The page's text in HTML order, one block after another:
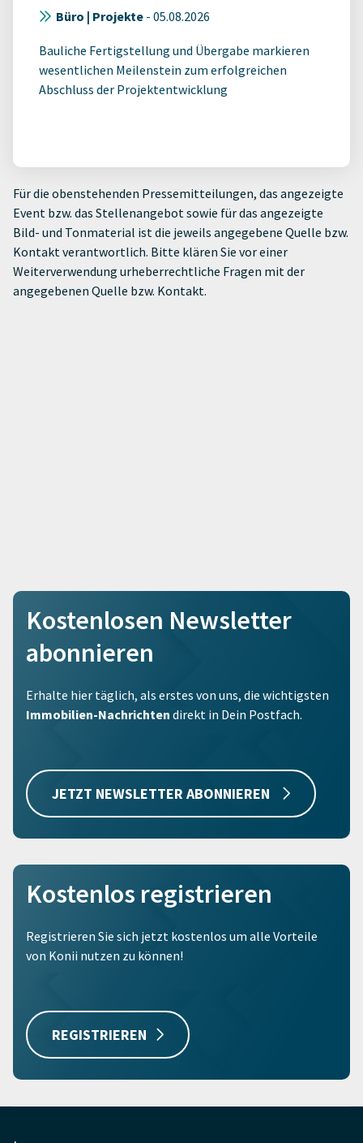
Büro | Projekte - 05.08.2026
Bauliche Fertigstellung und Übergabe markieren
wesentlichen Meilenstein zum erfolgreichen
Abschluss der Projektentwicklung
Für die obenstehenden Pressemitteilungen, das angezeigte
Event bzw. das Stellenangebot sowie für das angezeigte
Bild- und Tonmaterial ist die jeweils angegebene Quelle bzw.
Kontakt verantwortlich. Bitte klären Sie vor einer
Weiterverwendung urheberrechtliche Fragen mit der
angegebenen Quelle bzw. Kontakt.
Kostenlosen Newsletter
abonnieren
Erhalte hier täglich, als erstes von uns, die wichtigsten
Immobilien-Nachrichten direkt in Dein Postfach.
JETZT NEWSLETTER ABONNIEREN
Kostenlos registrieren
Registrieren Sie sich jetzt kostenlos um alle Vorteile
von Konii nutzen zu können!
REGISTRIEREN